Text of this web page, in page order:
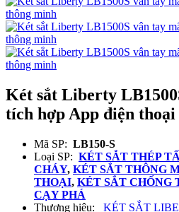
Két sắt Liberty
tích hợp App điện
Mã SP: LB150-S
Loại SP: KÉT SẮT THÉP
CHÁY, KÉT SẮT THÔNG
THOẠI, KÉT SẮT CHỐNG
CẠY PHÁ
Thương hiệu: KÉT SẮT